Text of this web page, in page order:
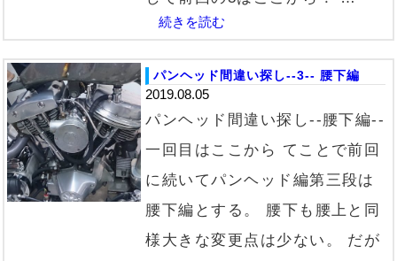
続きを読む
パンヘッド間違い探し--3-- 腰下編
2019.08.05
パンヘッド間違い探し--腰下編--
一回目はここから てことで前回
に続いてパンヘッド編第三段は
腰下編とする。 腰下も腰上と同
様大きな変更点は少ない。 だが